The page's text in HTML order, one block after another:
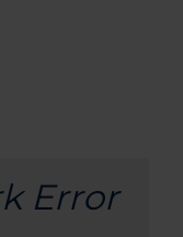
Error